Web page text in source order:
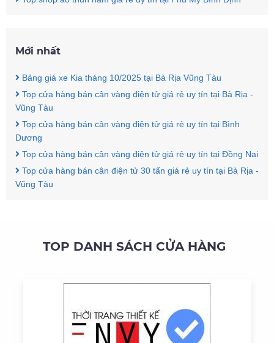
Mới nhất
Bảng giá xe Kia tháng 10/2025 tại Bà Rịa Vũng Tàu
Top cửa hàng bán cân vàng điện tử giá rẻ uy tín tại Bà Rịa -
Vũng Tàu
Top cửa hàng bán cân vàng điện tử giá rẻ uy tín tại Bình
Dương
Top cửa hàng bán cân vàng điện tử giá rẻ uy tín tại Đồng Nai
Top cửa hàng bán cân điện tử 30 tấn giá rẻ uy tín tại Bà Rịa -
Vũng Tàu
TOP DANH SÁCH CỬA HÀNG